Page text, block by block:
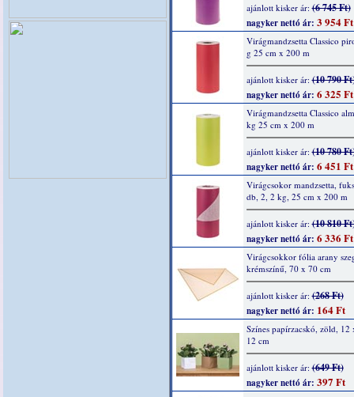
ajánlott kisker ár:(6 745 Ft)
nagyker nettó ár: 3 954 Ft
Virágmandzsetta Classico
g 25 cm x 200 m
ajánlott kisker ár:(10 790
nagyker nettó ár: 6 325 Ft
Virágmandzsetta Classico
kg 25 cm x 200 m
ajánlott kisker ár:(10 780
nagyker nettó ár: 6 451 Ft
Virágcsokor mandzsetta,
db, 2, 2 kg, 25 cm x 200 m
ajánlott kisker ár:(10 810
nagyker nettó ár: 6 336 Ft
Virágcsokkor fólia arany
krémszínű, 70 x 70 cm
ajánlott kisker ár:(268 Ft)
nagyker nettó ár: 164 Ft
Színes papírzacskó, zöld, 12
12 cm
ajánlott kisker ár:(649 Ft)
nagyker nettó ár: 397 Ft